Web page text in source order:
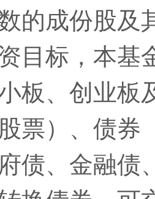
的成份股及
目标，本基
板、创业板
股票）、债券
府债、金融债